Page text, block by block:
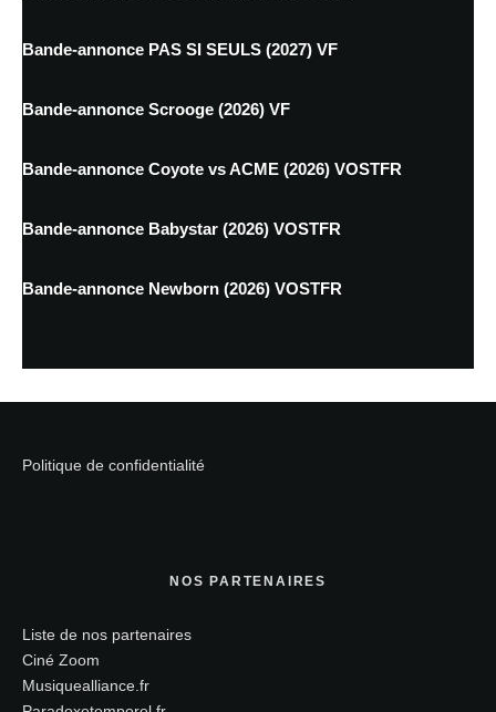
Bande-annonce PAS SI SEULS (2027) VF
Bande-annonce Scrooge (2026) VF
Bande-annonce Coyote vs ACME (2026) VOSTFR
Bande-annonce Babystar (2026) VOSTFR
Bande-annonce Newborn (2026) VOSTFR
Politique de confidentialité
NOS PARTENAIRES
Liste de nos partenaires
Ciné Zoom
Musiquealliance.fr